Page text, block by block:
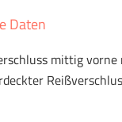
Daten
mittig